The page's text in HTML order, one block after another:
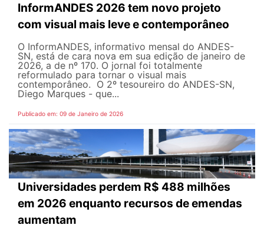
InformANDES 2026 tem novo projeto
com visual mais leve e contemporâneo
O InformANDES, informativo mensal do ANDES-
SN, está de cara nova em sua edição de janeiro de
2026, a de nº 170. O jornal foi totalmente
reformulado para tornar o visual mais
contemporâneo. O 2º tesoureiro do ANDES-SN,
Diego Marques - que...
Publicado em: 09 de Janeiro de 2026
Universidades perdem R$ 488 milhões
em 2026 enquanto recursos de emendas
aumentam